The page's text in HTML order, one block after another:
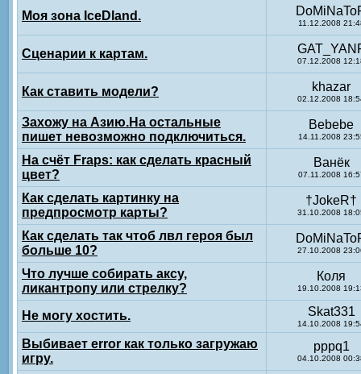
Моя зона IceDland.
11.12.2008
Сценарии к картам.
07.12.2008
Как ставить модели? khazar
02.12.2008
Захожу на Азию.На остальные
пишет невозможно подключиться.
Bebebe
14.11.2008
На счёт Fraps: как сделать красный
цвет?
Ванёк
07.11.2008
Как сделать картинку на
предпросмотр карты?
†JokeR†
31.10.2008
Как сделать так чтоб лвл героя был
больше 10?
27.10.2008
Что лучше собирать аксу,
ликантропу или стрелку?
Коля
19.10.2008
Не могу хостить. Skat331
14.10.2008
Выбивает error как только загружаю
игру.
pppq1
04.10.2008